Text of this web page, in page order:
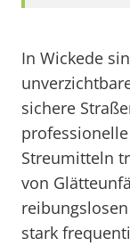
In Wickede
sichere
Streumitteln
von
stark